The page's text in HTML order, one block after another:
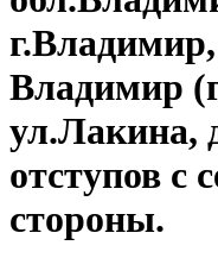
Владимир
ул.Лакина,
отступов с
стороны.